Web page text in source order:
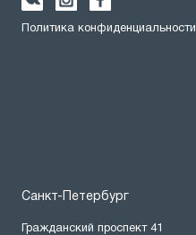
Политика конфиденциальности
Санкт-Петербург
Гражданский проспект 41